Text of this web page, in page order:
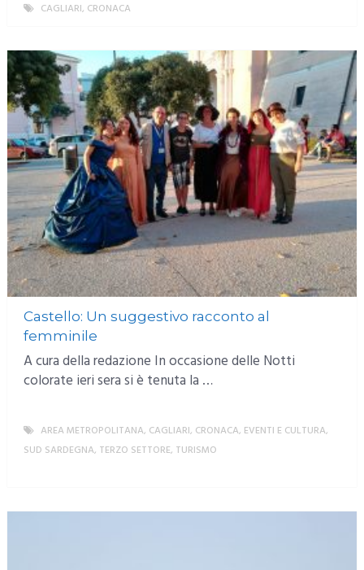
CAGLIARI, CRONACA
Castello: Un suggestivo racconto al
femminile
A cura della redazione In occasione delle Notti
colorate ieri sera si è tenuta la …
AREA METROPOLITANA, CAGLIARI, CRONACA, EVENTI E CULTURA,
SUD SARDEGNA, TERZO SETTORE, TURISMO